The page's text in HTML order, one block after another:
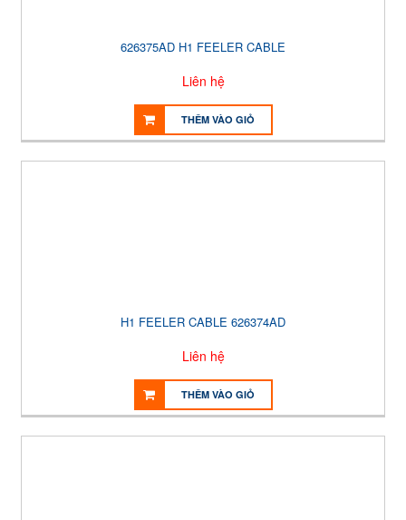
626375AD H1 FEELER CABLE
Liên hệ
THÊM VÀO GIỎ
H1 FEELER CABLE 626374AD
Liên hệ
THÊM VÀO GIỎ